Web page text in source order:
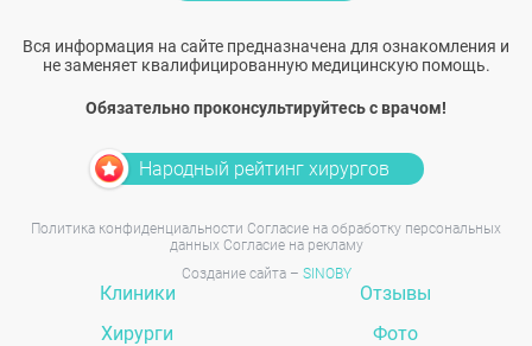
Вся информация на сайте предназначена для ознакомления и
не заменяет квалифицированную медицинскую помощь.
Обязательно проконсультируйтесь с врачом!
Народный рейтинг хирургов
Политика конфиденциальности Согласие на обработку персональных
данных Согласие на рекламу
Создание сайта – SINOBY
Клиники
Хирурги
Отзывы
Фото